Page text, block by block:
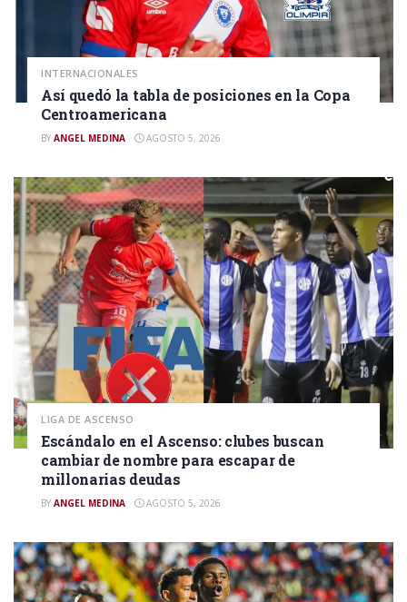
INTERNACIONALES
Así quedó la tabla de posiciones en la Copa
Centroamericana
BY ANGEL MEDINA AGOSTO 5, 2026
LIGA DE ASCENSO
Escándalo en el Ascenso: clubes buscan
cambiar de nombre para escapar de
millonarias deudas
BY ANGEL MEDINA AGOSTO 5, 2026